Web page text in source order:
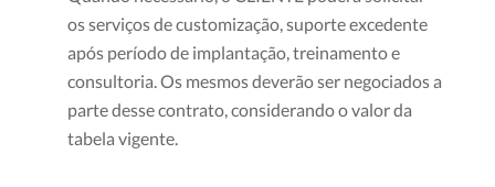
os serviços de customização, suporte excedente
após período de implantação, treinamento e
consultoria. Os mesmos deverão ser negociados a
parte desse contrato, considerando o valor da
tabela vigente.